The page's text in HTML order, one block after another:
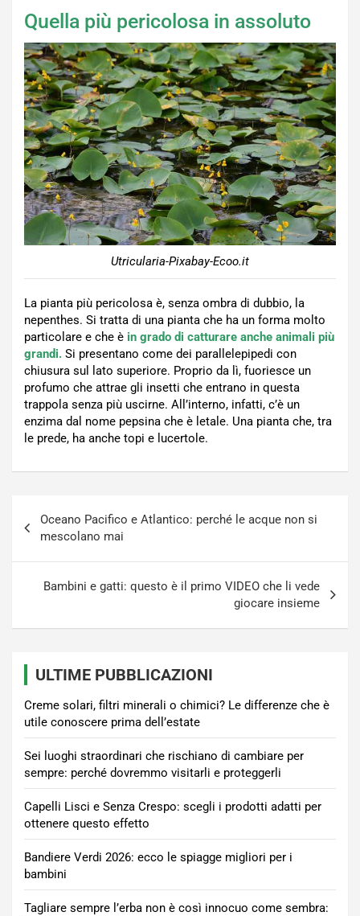
Quella più pericolosa in assoluto
Utricularia-Pixabay-Ecoo.it
La pianta più pericolosa è, senza ombra di dubbio, la
nepenthes. Si tratta di una pianta che ha un forma molto
particolare e che è in grado di catturare anche animali più
grandi. Si presentano come dei parallelepipedi con
chiusura sul lato superiore. Proprio da lì, fuoriesce un
profumo che attrae gli insetti che entrano in questa
trappola senza più uscirne. All’interno, infatti, c’è un
enzima dal nome pepsina che è letale. Una pianta che, tra
le prede, ha anche topi e lucertole.
articoli
Oceano Pacifico e Atlantico: perché le acque non si
mescolano mai
Bambini e gatti: questo è il primo VIDEO che li vede
giocare insieme
ULTIME PUBBLICAZIONI
Creme solari, filtri minerali o chimici? Le differenze che è
utile conoscere prima dell’estate
Sei luoghi straordinari che rischiano di cambiare per
sempre: perché dovremmo visitarli e proteggerli
Capelli Lisci e Senza Crespo: scegli i prodotti adatti per
ottenere questo effetto
Bandiere Verdi 2026: ecco le spiagge migliori per i
bambini
Tagliare sempre l’erba non è così innocuo come sembra: